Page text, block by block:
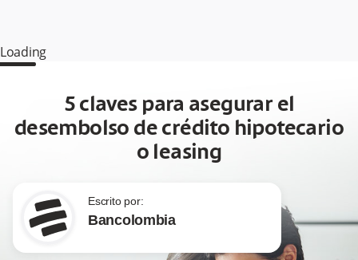
Loading
5 claves para asegurar el
desembolso de crédito hipotecario
o leasing
Escrito por:
Bancolombia